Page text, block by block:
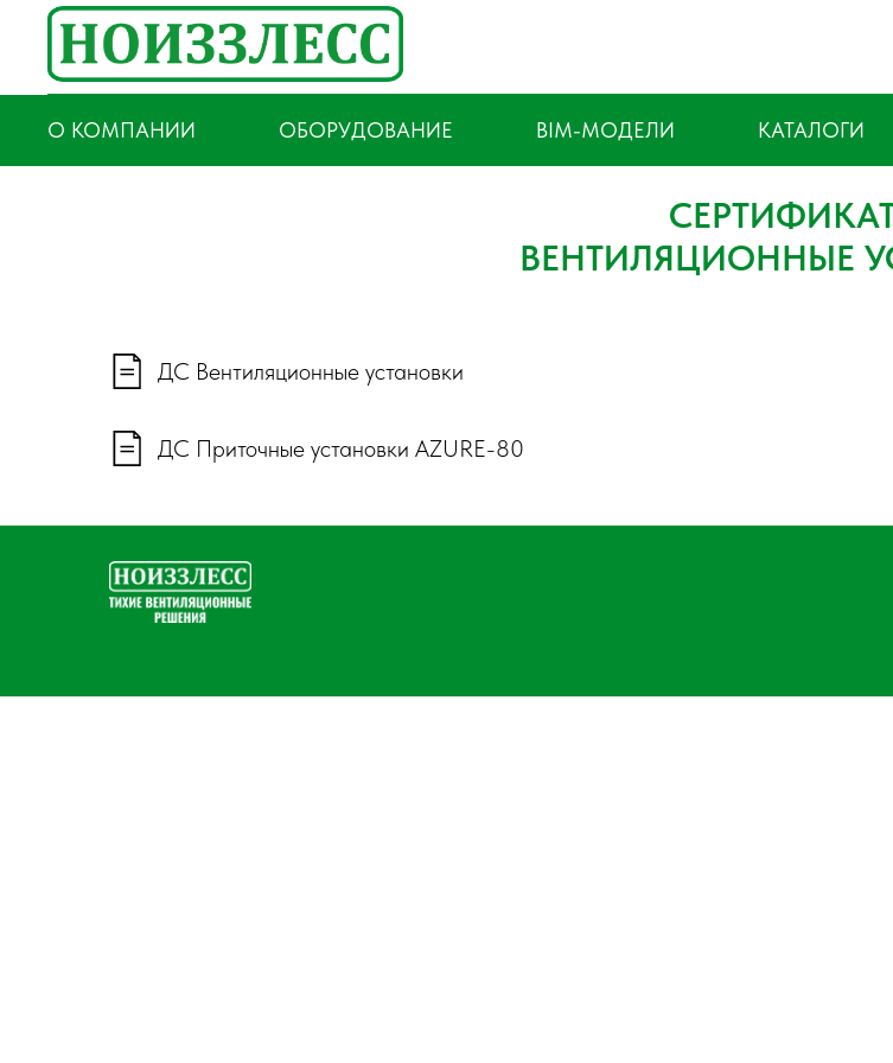
О КОМПАНИИ ОБОРУДОВАНИЕ BIM-МОДЕЛИ КАТАЛОГИ
ВЕНТИЛЯЦИОННЫЕ
ДС Вентиляционные установки
ДС Приточные установки AZURE-80